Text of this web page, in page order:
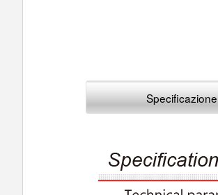
Specificazione